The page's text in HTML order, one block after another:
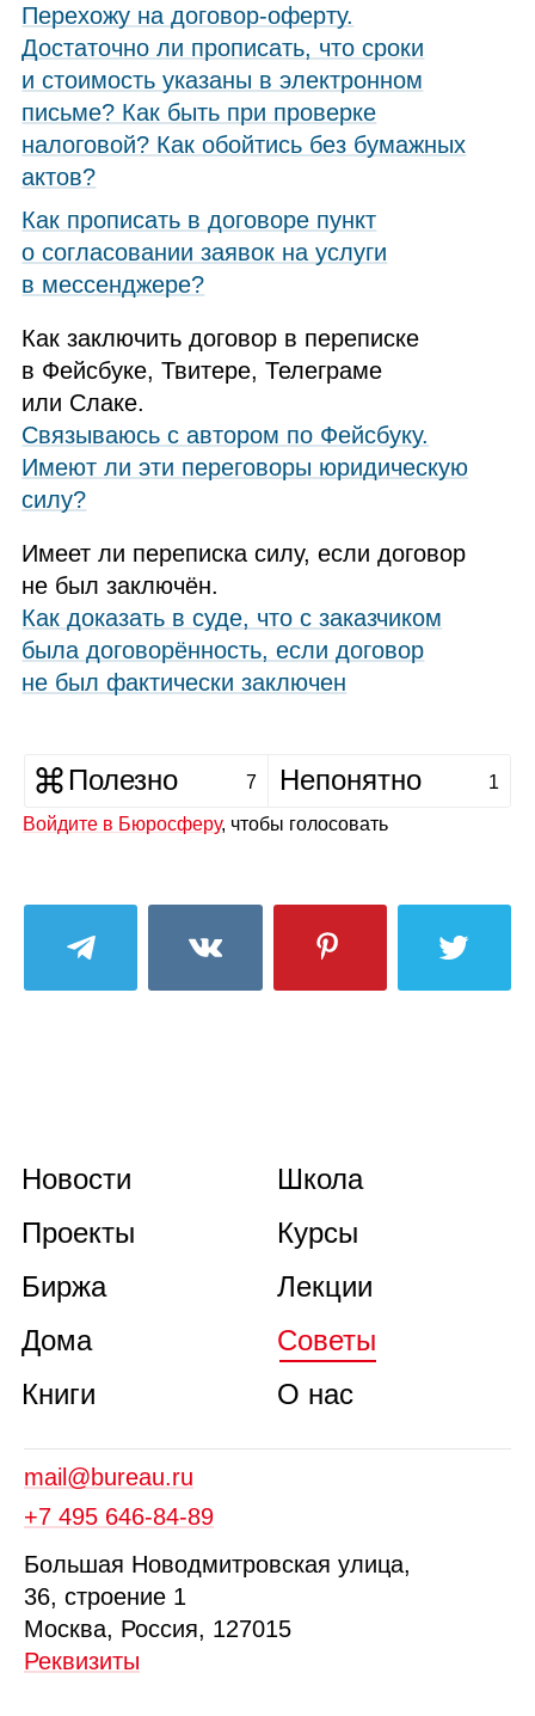
Перехожу на договор-оферту.
Достаточно ли прописать, что сроки
и стоимость указаны в электронном
письме? Как быть при проверке
налоговой? Как обойтись без бумажных
актов?
Как прописать в договоре пункт
о согласовании заявок на услуги
в мессенджере?
Как заключить договор в переписке
в Фейсбуке, Твитере, Телеграме
или Слаке.
Cвязываюсь с автором по Фейсбуку.
Имеют ли эти переговоры юридическую
силу?
Имеет ли переписка силу, если договор
не был заключён.
Как доказать в суде, что с заказчиком
была договорённость, если договор
не был фактически заключен
Полезно 7 Непонятно 1
Войдите в Бюросферу, чтобы голосовать
Новости
Проекты
Биржа
Дома
Книги
Школа
Курсы
Лекции
Советы
О нас
mail@bureau.ru
+7 495 646‑84‑89
Большая Новодмитровская улица,
36, строение 1
Москва, Россия, 127015
Реквизиты